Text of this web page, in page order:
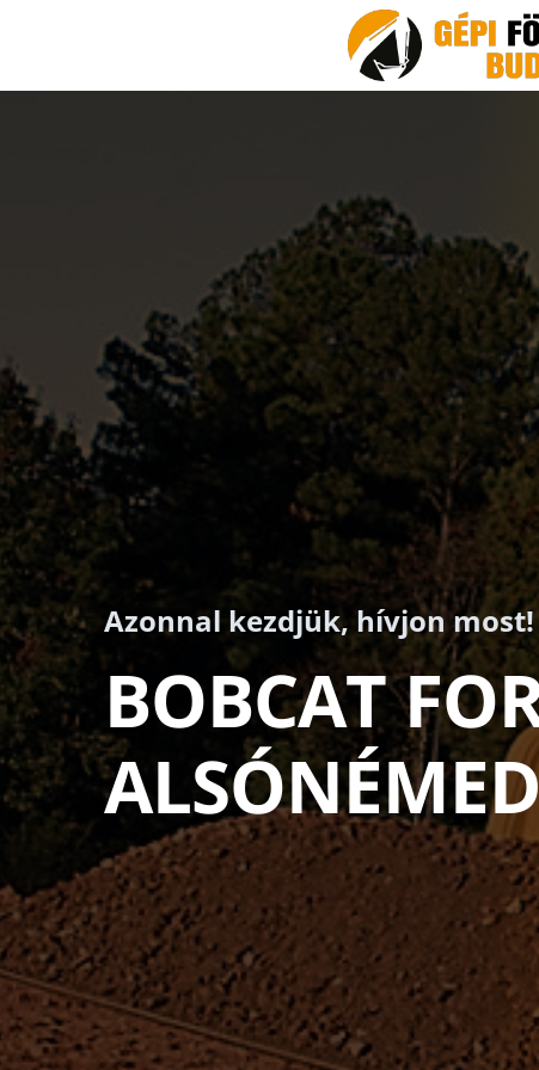
Azonnal kezdjük, hívjon most!
BOBCAT